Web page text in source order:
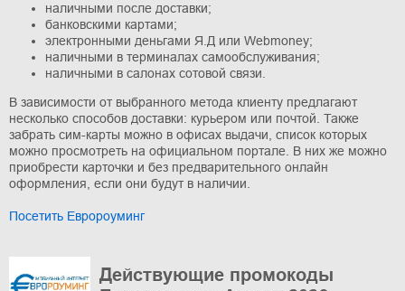
наличными после доставки;
банковскими картами;
электронными деньгами Я.Д или Webmoney;
наличными в терминалах самообслуживания;
наличными в салонах сотовой связи.
В зависимости от выбранного метода клиенту предлагают
несколько способов доставки: курьером или почтой. Также
забрать сим-карты можно в офисах выдачи, список которых
можно просмотреть на официальном портале. В них же можно
приобрести карточки и без предварительного онлайн
оформления, если они будут в наличии.
Посетить Евророуминг
Действующие промокоды